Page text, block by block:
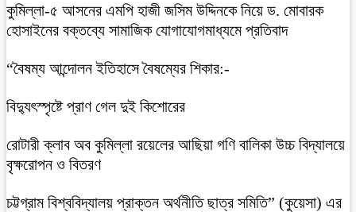
কুমিল্লা-৫ আসনের এমপি হাজী জসিম উদ্দিনকে নিয়ে ড. মোবারক
হোসাইনের বক্তব্যে সামাজিক যোগাযোগমাধ্যমে প্রতিবাদ
“বৈষম্য আন্দোলন ইতিহাসে বৈষম্যের শিকার:-
বিদ্যুৎস্পৃষ্টে প্রাণ গেল দুই কিশোরের
রোটারী ক্লাব অব কুমিল্লা রয়েলের আছিয়া গণি বালিকা উচ্চ বিদ্যালয়ে
বৃক্ষরোপন ও বিতরণ
চট্টগ্রাম বিশ্ববিদ্যালয় প্রাক্তন অর্থনীতি ছাত্র সমিতি” (কুয়েসা) এর